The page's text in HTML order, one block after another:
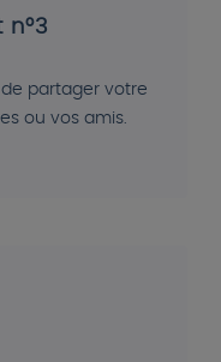
n°3
partager votre
ou vos amis.